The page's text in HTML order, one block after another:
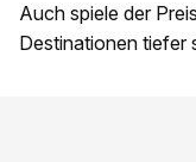
Auch spiele der
Destinationen tiefer